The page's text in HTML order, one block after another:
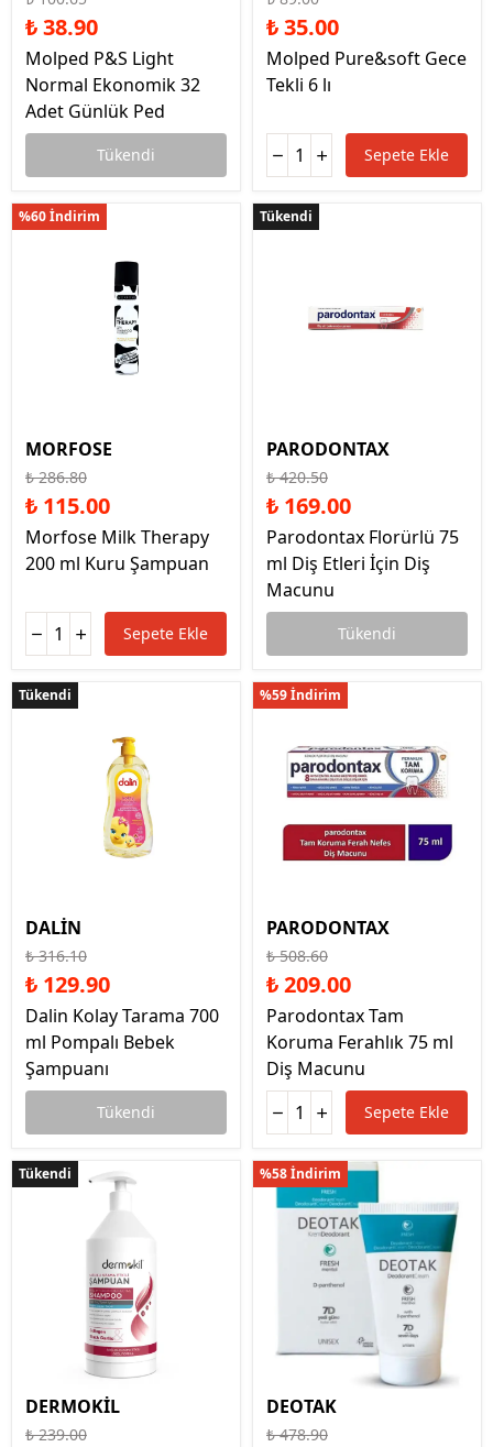
₺ 38.90
Molped P&S Light
Normal Ekonomik 32
Adet Günlük Ped
Tükendi
₺ 35.00
Molped Pure&soft Gece
Tekli 6 lı
Sepete Ekle
%60 İndirim
MORFOSE
₺ 286.80
₺ 115.00
Morfose Milk Therapy
200 ml Kuru Şampuan
Sepete Ekle
Tükendi
Tükendi
PARODONTAX
₺ 420.50
₺ 169.00
Parodontax Florürlü 75
ml Diş Etleri İçin Diş
Macunu
Tükendi
Tükendi
Tükendi
DALİN
₺ 316.10
₺ 129.90
Dalin Kolay Tarama 700
ml Pompalı Bebek
Şampuanı
Tükendi
%59 İndirim
PARODONTAX
₺ 508.60
₺ 209.00
Parodontax Tam
Koruma Ferahlık 75 ml
Diş Macunu
Sepete Ekle
Tükendi
Tükendi
DERMOKİL
₺ 239.00
%58 İndirim
DEOTAK
₺ 478.90